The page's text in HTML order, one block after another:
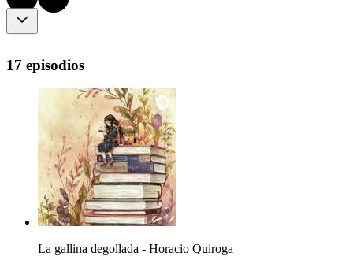
17 episodios
La gallina degollada - Horacio Quiroga